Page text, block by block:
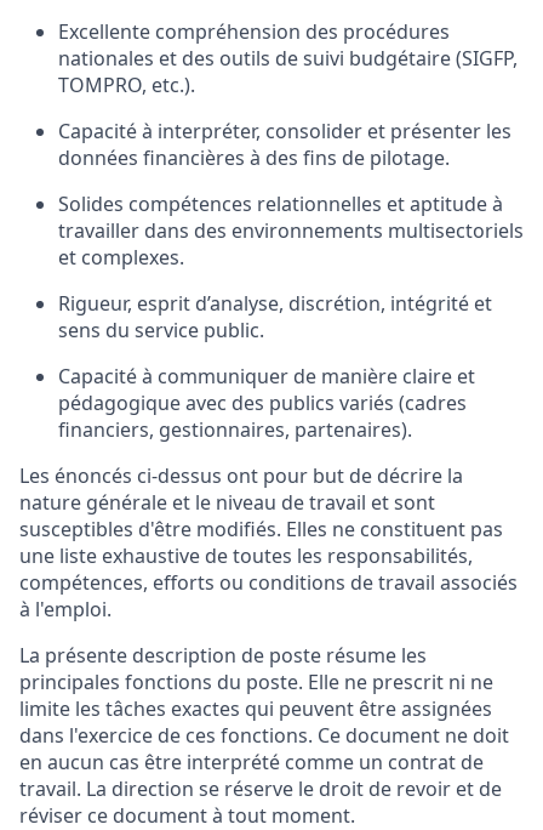
Excellente compréhension des procédures
nationales et des outils de suivi budgétaire (SIGFP,
TOMPRO, etc.).
Capacité à interpréter, consolider et présenter les
données financières à des fins de pilotage.
Solides compétences relationnelles et aptitude à
travailler dans des environnements multisectoriels
et complexes.
Rigueur, esprit d’analyse, discrétion, intégrité et
sens du service public.
Capacité à communiquer de manière claire et
pédagogique avec des publics variés (cadres
financiers, gestionnaires, partenaires).
Les énoncés ci-dessus ont pour but de décrire la
nature générale et le niveau de travail et sont
susceptibles d'être modifiés. Elles ne constituent pas
une liste exhaustive de toutes les responsabilités,
compétences, efforts ou conditions de travail associés
à l'emploi.
La présente description de poste résume les
principales fonctions du poste. Elle ne prescrit ni ne
limite les tâches exactes qui peuvent être assignées
dans l'exercice de ces fonctions. Ce document ne doit
en aucun cas être interprété comme un contrat de
travail. La direction se réserve le droit de revoir et de
réviser ce document à tout moment.